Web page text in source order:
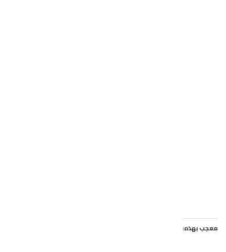
معجب بهذه: